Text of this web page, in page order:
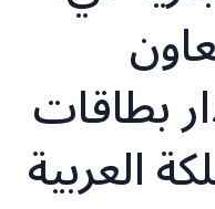
بطاقات
العربية